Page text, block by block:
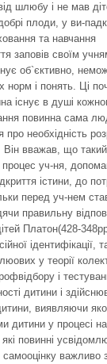
шлюбу і не мав
плоди, у ви-
та навчання
заповів своїм
об`єктивно,
норм і понять. Ці
існує в душі
повинна сама
необхідність
Він вважав, що
уч-ня,
істини, до
перед уч-нем
правильну
Платон(428-
ідентифікації,
у теорії
і
дитини і
виявляючи
дитини у процесі
повинні
важливо